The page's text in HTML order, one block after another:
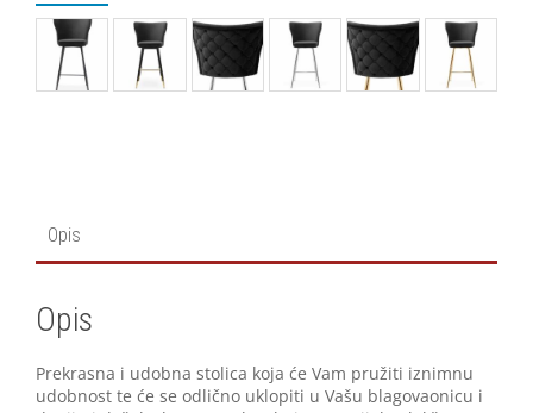
Opis
Opis
Prekrasna i udobna stolica koja će Vam pružiti iznimnu
udobnost te će se odlično uklopiti u Vašu blagovaonicu i